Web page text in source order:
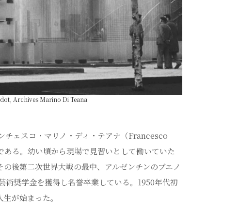
Archives Marino Di Teana
チェスコ・マリノ・ディ・テアナ（Francesco
る。幼い頃から現場で見習いとして働いていた
後第二次世界大戦の最中、アルゼンチンのブエノ
奨学金を獲得し名誉卒業している。1950年代初
が始まった。